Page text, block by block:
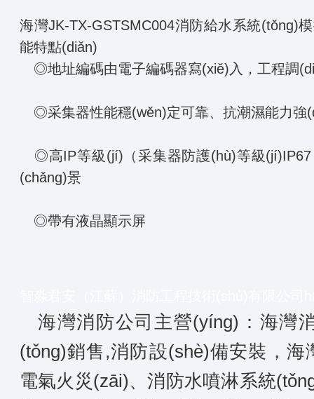
海灣JK-TX-GSTSMC004消防給水系統(tǒng)
能特點(diǎn)
◎地址編碼由電子編碼器寫(xiě)入，工程調
◎采集器性能穩(wěn)定可靠、抗潮濕能力強
◎高IP等級(jí)（采集器防護(hù)等級(jí)IP67
(chǎng)景
◎帶有液晶顯示屏
海灣消防公司主營(yíng)：海灣
(tǒng)銷售,消防設(shè)備安裝，
電氣火災(zāi)、消防水噴淋系統